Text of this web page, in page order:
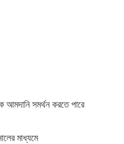
আমদানি সমর্থন করতে পারে
মাধ্যমে